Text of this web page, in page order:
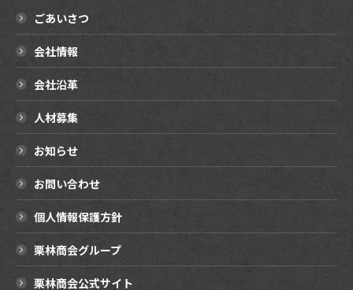
ごあいさつ
会社情報
会社沿革
人材募集
お知らせ
お問い合わせ
個人情報保護方針
栗林商会グループ
栗林商会公式サイト